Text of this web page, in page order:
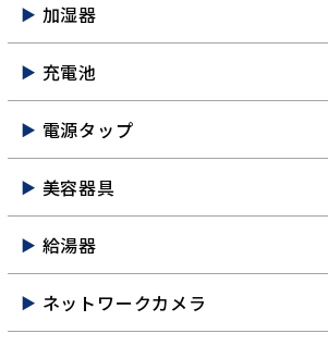
加湿器
充電池
電源タップ
美容器具
給湯器
ネットワークカメラ